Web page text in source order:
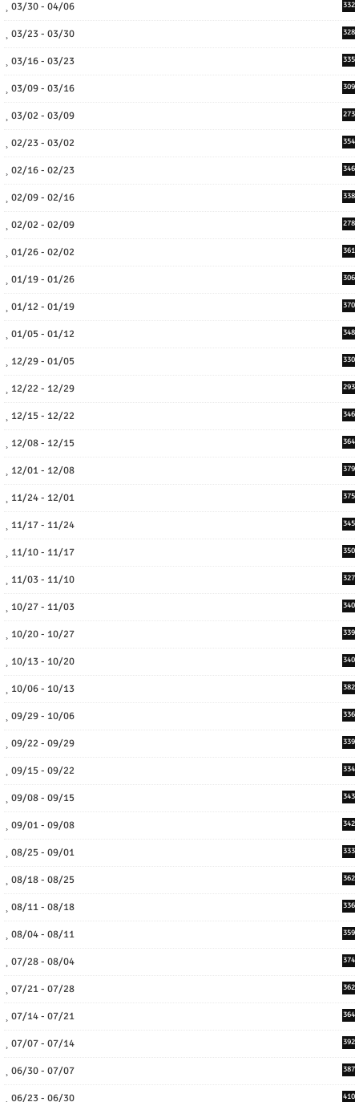
03/30 - 04/06 332
03/23 - 03/30 328
03/16 - 03/23 335
03/09 - 03/16 309
03/02 - 03/09 273
02/23 - 03/02 354
02/16 - 02/23 346
02/09 - 02/16 338
02/02 - 02/09 278
01/26 - 02/02 361
01/19 - 01/26 306
01/12 - 01/19 370
01/05 - 01/12 348
12/29 - 01/05 330
12/22 - 12/29 293
12/15 - 12/22 346
12/08 - 12/15 364
12/01 - 12/08 379
11/24 - 12/01 375
11/17 - 11/24 345
11/10 - 11/17 350
11/03 - 11/10 327
10/27 - 11/03 340
10/20 - 10/27 339
10/13 - 10/20 340
10/06 - 10/13 382
09/29 - 10/06 336
09/22 - 09/29 339
09/15 - 09/22 334
09/08 - 09/15 343
09/01 - 09/08 342
08/25 - 09/01 333
08/18 - 08/25 362
08/11 - 08/18 336
08/04 - 08/11 359
07/28 - 08/04 374
07/21 - 07/28 362
07/14 - 07/21 364
07/07 - 07/14 392
06/30 - 07/07 387
06/23 - 06/30 410